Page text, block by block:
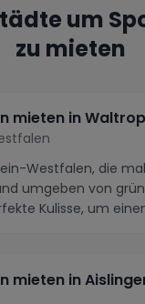
um
zu mieten
mieten in
Westfalen, die
umgeben von
Kulisse, um
mieten in